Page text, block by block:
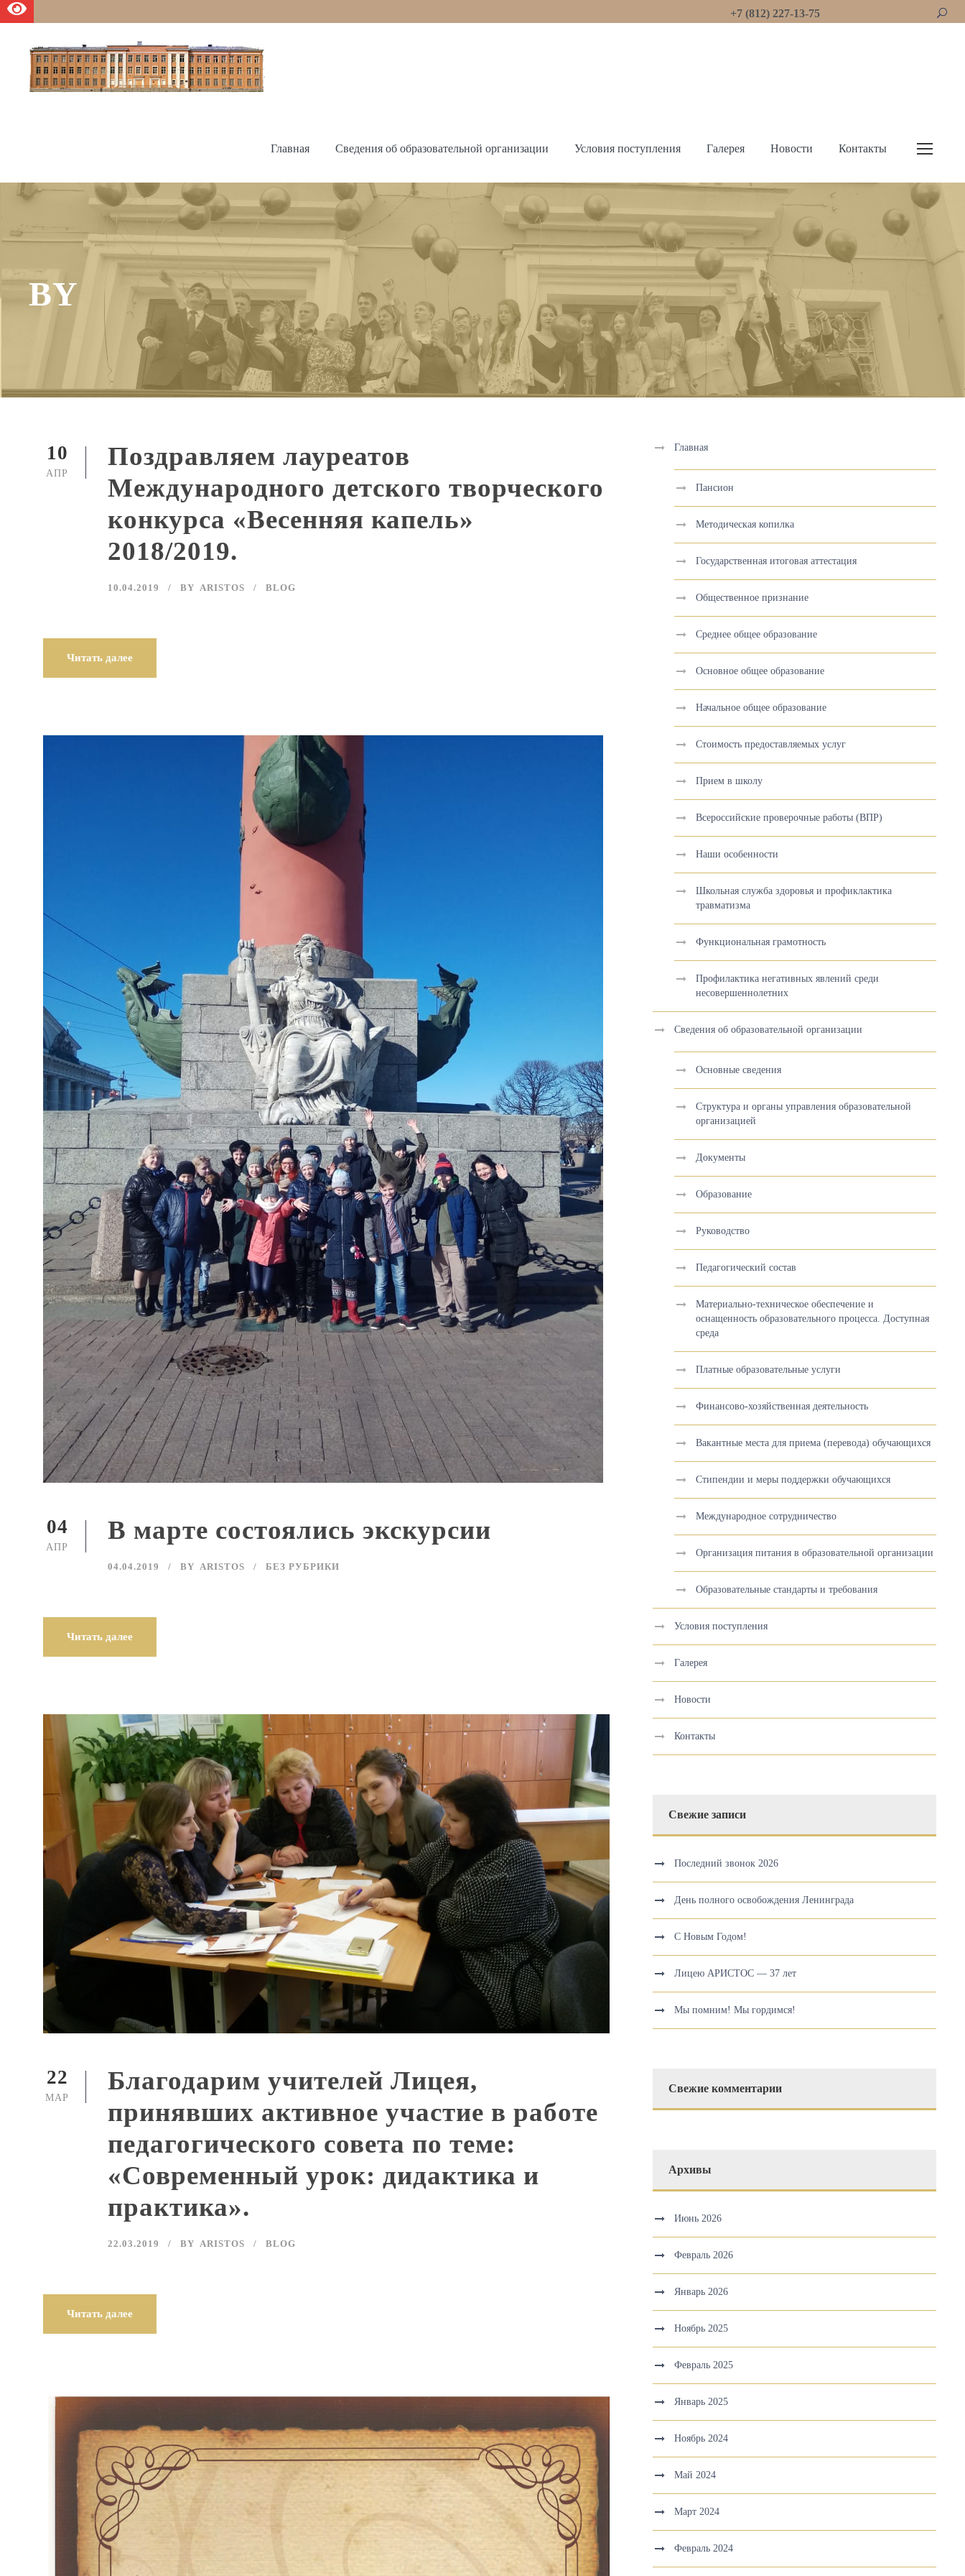
+7 (812) 227-13-75
Главная Сведения об образовательной организации Условия поступления Галерея Новости Контакты
BY
10
АПР
Поздравляем лауреатов
Международного детского творческого
конкурса «Весенняя капель»
2018/2019.
10.04.2019 BY ARISTOS BLOG
Читать далее
04
АПР
В марте состоялись экскурсии
04.04.2019 BY ARISTOS БЕЗ РУБРИКИ
Читать далее
22
МАР
Благодарим учителей Лицея,
принявших активное участие в работе
педагогического совета по теме:
«Современный урок: дидактика и
практика».
22.03.2019 BY ARISTOS BLOG
Читать далее
Главная
Пансион
Методическая копилка
Государственная итоговая аттестация
Общественное признание
Среднее общее образование
Основное общее образование
Начальное общее образование
Стоимость предоставляемых услуг
Прием в школу
Всероссийские проверочные работы (ВПР)
Наши особенности
Школьная служба здоровья и профиклактика
травматизма
Функциональная грамотность
Профилактика негативных явлений среди
несовершеннолетних
Сведения об образовательной организации
Основные сведения
Структура и органы управления образовательной
организацией
Документы
Образование
Руководство
Педагогический состав
Материально-техническое обеспечение и
оснащенность образовательного процесса. Доступная
среда
Платные образовательные услуги
Финансово-хозяйственная деятельность
Вакантные места для приема (перевода) обучающихся
Стипендии и меры поддержки обучающихся
Международное сотрудничество
Организация питания в образовательной организации
Образовательные стандарты и требования
Условия поступления
Галерея
Новости
Контакты
Свежие записи
Последний звонок 2026
День полного освобождения Ленинграда
С Новым Годом!
Лицею АРИСТОС — 37 лет
Мы помним! Мы гордимся!
Свежие комментарии
Архивы
Июнь 2026
Февраль 2026
Январь 2026
Ноябрь 2025
Февраль 2025
Январь 2025
Ноябрь 2024
Май 2024
Март 2024
Февраль 2024